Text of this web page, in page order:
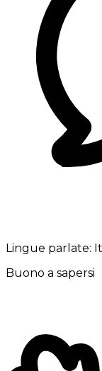
Lingue parlate:
Buono a sapersi